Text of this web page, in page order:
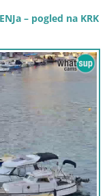
– pogled na KRK